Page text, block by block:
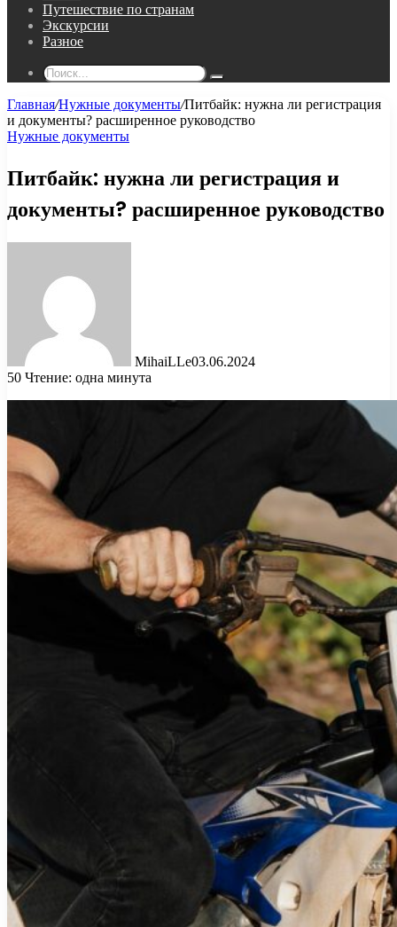
Путешествие по странам
Экскурсии
Разное
Поиск...
Главная/Нужные документы/Питбайк: нужна ли регистрация
и документы? расширенное руководство
Нужные документы
Питбайк: нужна ли регистрация и
документы? расширенное руководство
MihaiLLe03.06.2024
50 Чтение: одна минута